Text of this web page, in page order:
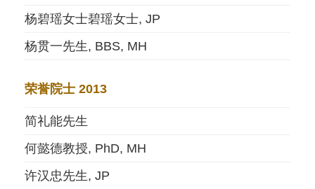
杨碧瑶女士碧瑶女士, JP
杨贯一先生, BBS, MH
荣誉院士 2013
简礼能先生
何懿德教授, PhD, MH
许汉忠先生, JP